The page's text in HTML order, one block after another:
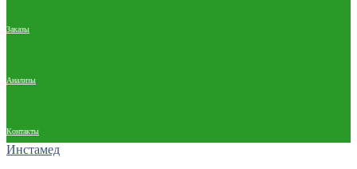
Заказы
Анализы
Контакты
Инстамед